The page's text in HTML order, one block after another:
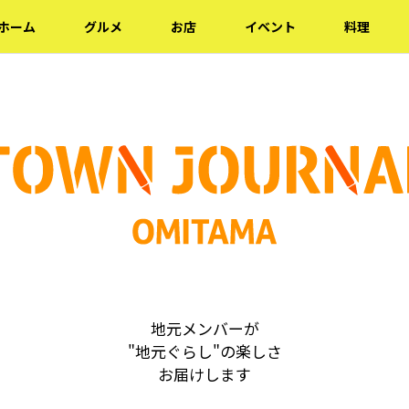
ーム グルメ お店 イベント 料理
地元メンバーが
"地元ぐらし"の楽しさ
お届けします